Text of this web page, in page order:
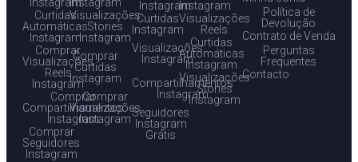
Curtidas
Automáticas
Instagram
Visualizações
Stories
Instagram
Comprar
Visualizações
Reels
Instagram
Comprar
Curtidas
Instagram
Comprar
Compartilhamentos
Instagram
Comprar
Visualizações
Instagram
Comprar
Seguidores
Instagram
InstagramInstagram
Curtidas
Instagram
Visualizações
Reels
Visualizações
Instagram
Curtidas
Automáticas
Instagram
Compartilhamentos
Instagram
Visualizações
Stories
Instagram
Seguidores
Instagram
Grátis
Política de
Devolução
Contrato de Venda
Perguntas
Frequentes
Contacto